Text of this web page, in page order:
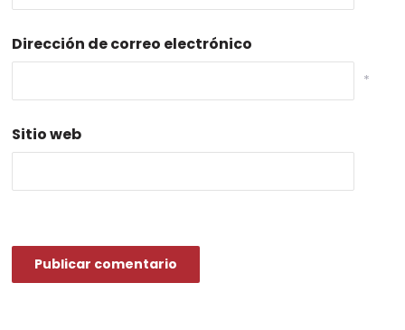
Dirección de correo electrónico
*
Sitio web